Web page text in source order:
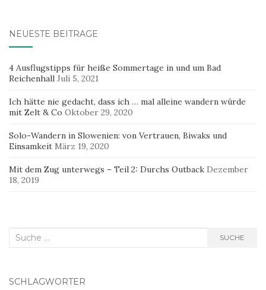
NEUESTE BEITRÄGE
4 Ausflugstipps für heiße Sommertage in und um Bad
Reichenhall Juli 5, 2021
Ich hätte nie gedacht, dass ich … mal alleine wandern würde
mit Zelt & Co Oktober 29, 2020
Solo-Wandern in Slowenien: von Vertrauen, Biwaks und
Einsamkeit März 19, 2020
Mit dem Zug unterwegs – Teil 2: Durchs Outback Dezember
18, 2019
Suche
SUCHE
SCHLAGWÖRTER